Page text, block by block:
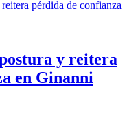
y reitera
en Ginanni